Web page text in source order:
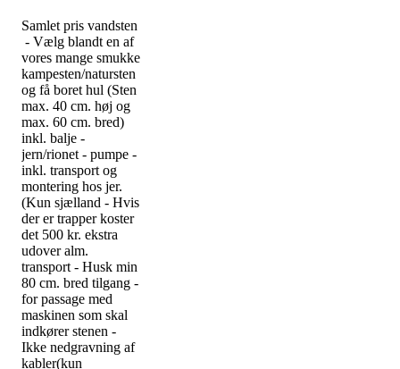
Samlet pris vandsten
- Vælg blandt en af
vores mange smukke
kampesten/natursten
og få boret hul (Sten
max. 40 cm. høj og
max. 60 cm. bred)
inkl. balje -
jern/rionet - pumpe -
inkl. transport og
montering hos jer.
(Kun sjælland - Hvis
der er trapper koster
det 500 kr. ekstra
udover alm.
transport - Husk min
80 cm. bred tilgang -
for passage med
maskinen som skal
indkører stenen -
Ikke nedgravning af
kabler(kun